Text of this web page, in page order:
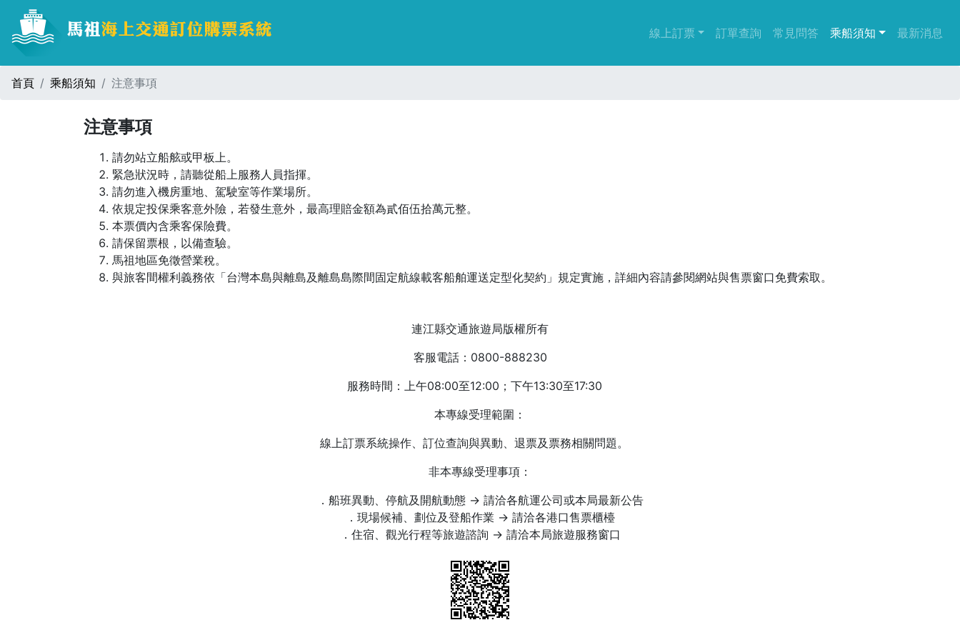
線上訂票(current)
訂單查詢 常見問答 乘船須知 (current)
最新消息
首頁 乘船須知 注意事項
注意事項
請勿站立船舷或甲板上。
緊急狀況時，請聽從船上服務人員指揮。
請勿進入機房重地、駕駛室等作業場所。
依規定投保乘客意外險，若發生意外，最高理賠金額為貳佰伍拾萬元整。
本票價內含乘客保險費。
請保留票根，以備查驗。
馬祖地區免徵營業稅。
與旅客間權利義務依「台灣本島與離島及離島島際間固定航線載客船舶運送定型化契約」規定實施，詳細內容請參閱網站與售票窗口免費索取。
連江縣交通旅遊局版權所有
客服電話：0800-888230
服務時間：上午08:00至12:00；下午13:30至17:30
本專線受理範圍：
線上訂票系統操作、訂位查詢與異動、退票及票務相關問題。
非本專線受理事項：
．船班異動、停航及開航動態 → 請洽各航運公司或本局最新公告
．現場候補、劃位及登船作業 → 請洽各港口售票櫃檯
．住宿、觀光行程等旅遊諮詢 → 請洽本局旅遊服務窗口